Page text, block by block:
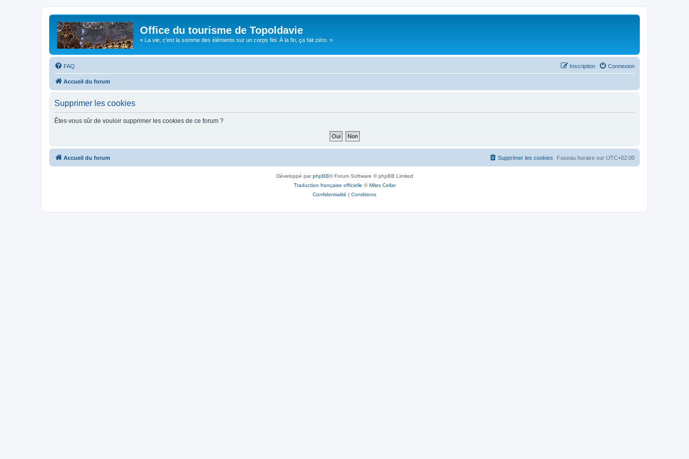
Office du tourisme de Topoldavie
« La vie, c'est la somme des éléments sur un corps fini. À la fin, ça fait zéro. »
FAQ Connexion
Inscription
Accueil du forum
Supprimer les cookies
Êtes-vous sûr de vouloir supprimer les cookies de ce forum ?
Accueil du forum Fuseau horaire sur UTC+02:00
Supprimer les cookies
Développé parphpBB® Forum Software © phpBB Limited
Traduction française officielle ©Miles Cellar
Confidentialité | Conditions